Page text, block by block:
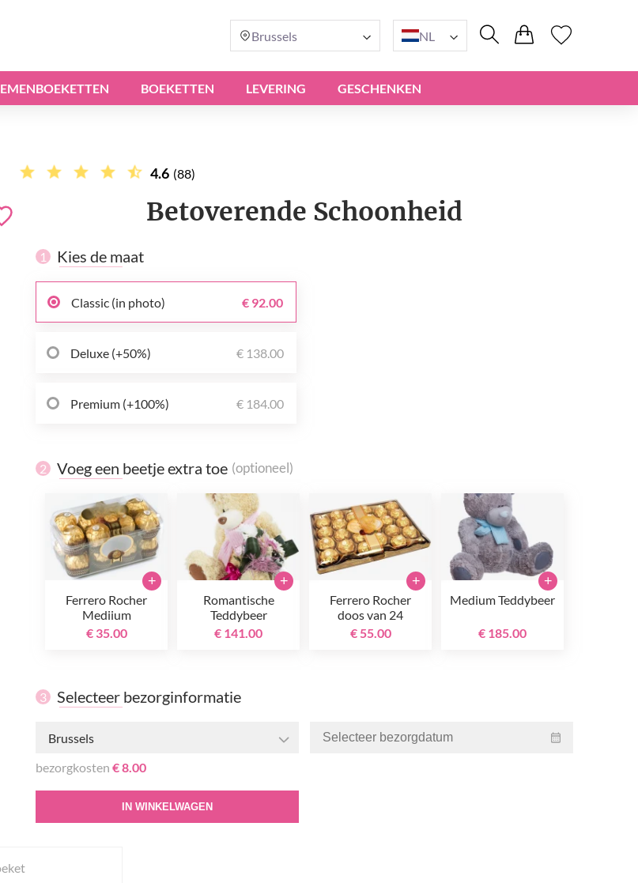
Brussels NL
BOEKETTEN LEVERING GESCHENKEN
4.6 (88)
Betoverende Schoonheid
1 Kies de maat
Classic (in photo) € 92.00
Deluxe (+50%) € 138.00
Premium (+100%) € 184.00
2 Voeg een beetje extra toe (optioneel)
Ferrero Rocher
Mediium
€ 35.00
+
Romantische
Teddybeer
€ 141.00
+
Ferrero Rocher
doos van 24
€ 55.00
+
Medium Teddybeer
€ 185.00
+
3 Selecteer bezorginformatie
Brussels
bezorgkosten€ 8.00
IN WINKELWAGEN